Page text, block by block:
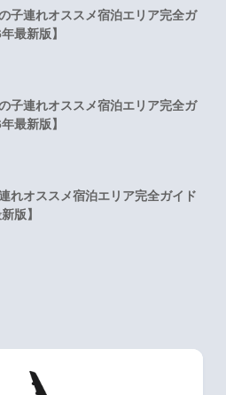
子連れオススメ宿泊エリア完全ガ
最新版】
子連れオススメ宿泊エリア完全ガ
最新版】
れオススメ宿泊エリア完全ガイド
版】